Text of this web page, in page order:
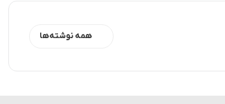
همه نوشته‌ها